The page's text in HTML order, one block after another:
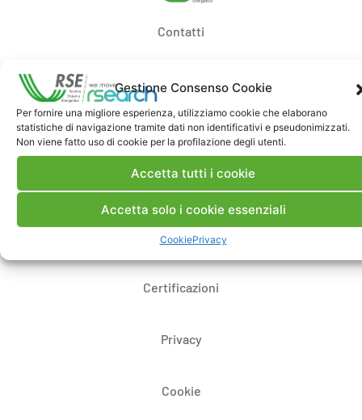
Gestione Consenso Cookie
Per fornire una migliore esperienza, utilizziamo cookie che elaborano
statistiche di navigazione tramite dati non identificativi e pseudonimizzati.
Non viene fatto uso di cookie per la profilazione degli utenti.
Accetta tutti i cookie
Accetta solo i cookie essenziali
CookiePrivacy
Contatti
Note Legali
Dove siamo
Bandi di gara e contratti
Whistleblowing
Certificazioni
Privacy
Cookie